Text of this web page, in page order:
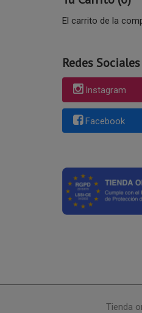
El carrito de la
Redes Sociales
Instagram
Facebook
Tienda